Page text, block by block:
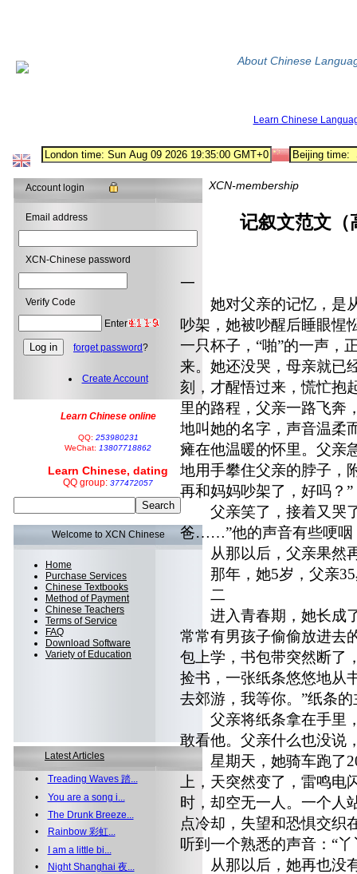
About Chinese
Learn Chinese
Account login
Email address
XCN-Chinese password
Verify Code
Enter
forget password?
Create Account
Learn Chinese online
QQ: 253980231
WeChat: 13807718862
Learn Chinese, dating
QQ group: 377472057
Welcome to XCN Chinese
Home
Purchase Services
Chinese Textbooks
Method of Payment
Chinese Teachers
Terms of Service
FAQ
Download Software
Variety of Education
Latest Articles
• Treading Waves 踏...
• You are a song i...
• The Drunk Breeze...
•
Rainbow 彩虹...
•
I am a little bi...
•
Night Shanghai 夜...
XCN-membership
记叙文范文（
一
她对父亲的记忆，是从
吵架，她被吵醒后睡眼惺
一只杯子，“啪”的一声，
来。她还没哭，母亲就已
刻，才醒悟过来，慌忙抱
里的路程，父亲一路飞奔
地叫她的名字，声音温柔
瘫在他温暖的怀里。父亲
地用手攀住父亲的脖子，
再和妈妈吵架了，好吗？”
父亲笑了，接着又哭了
爸……”他的声音有些哽咽
从那以后，父亲果然再
那年，她5岁，父亲35
二
进入青春期，她长成了
常常有男孩子偷偷放进去
包上学，书包带突然断了
捡书，一张纸条悠悠地从
去郊游，我等你。”纸条
父亲将纸条拿在手里，
敢看他。父亲什么也没说
星期天，她骑车跑了20
上，天突然变了，雷鸣
时，却空无一人。一个人
点冷却，失望和恐惧交织
听到一个熟悉的声音：“
从那以后，她再也没有